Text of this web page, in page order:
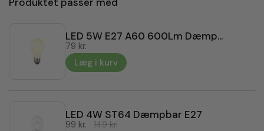
LED 5W E27 A60 600Lm Dæmpbar
79 kr.
Læg i kurv
LED 4W ST64 Dæmpbar E27
99 kr.
149 kr.